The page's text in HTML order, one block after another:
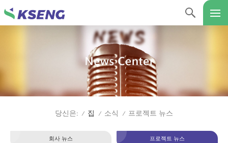
당신은: / 집 / 소식 / 프로젝트 뉴스
회사 뉴스 프로젝트 뉴스